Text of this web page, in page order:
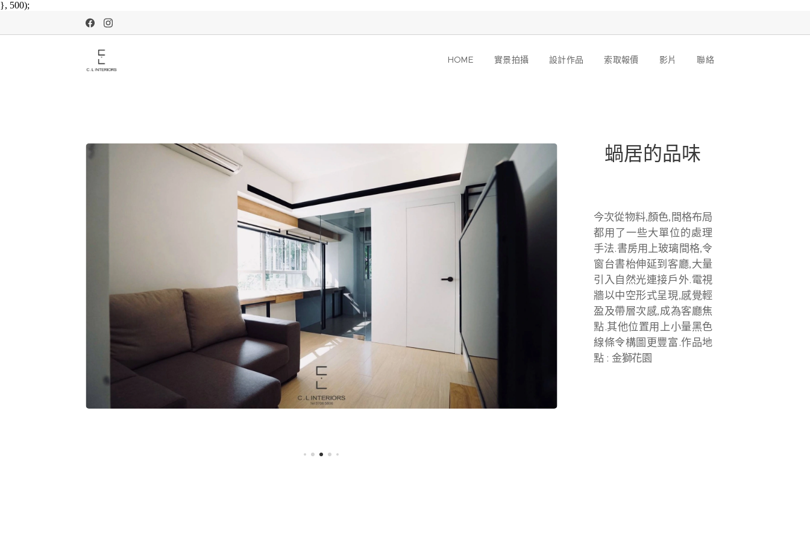
}, 500);
HOME 實景拍攝 設計作品 索取報價 影片 聯絡
蝸居的品味
今次從物料,顏色,間格布局
都用了一些大單位的處理
手法.書房用上玻璃間格,令
窗台書枱伸延到客廳,大量
引入自然光連接戶外.電視
牆以中空形式呈現,感覺輕
盈及帶層次感,成為客廳焦
點.其他位置用上小量黑色
線條令構圖更豐富.作品地
點 : 金獅花園